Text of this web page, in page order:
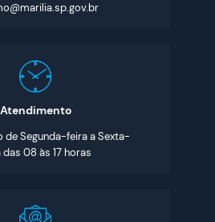
Atendimento
de Segunda-feira a Sexta-
das 08 às 17 horas